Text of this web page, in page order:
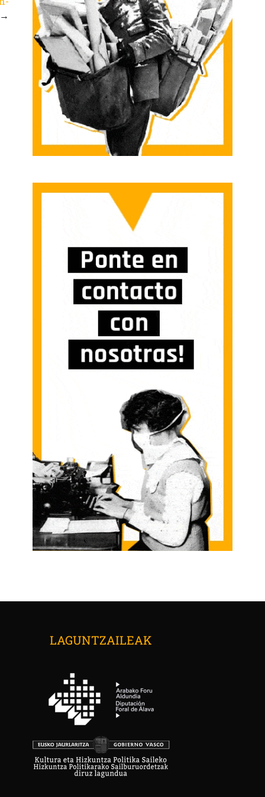
LAGUNTZAILEAK